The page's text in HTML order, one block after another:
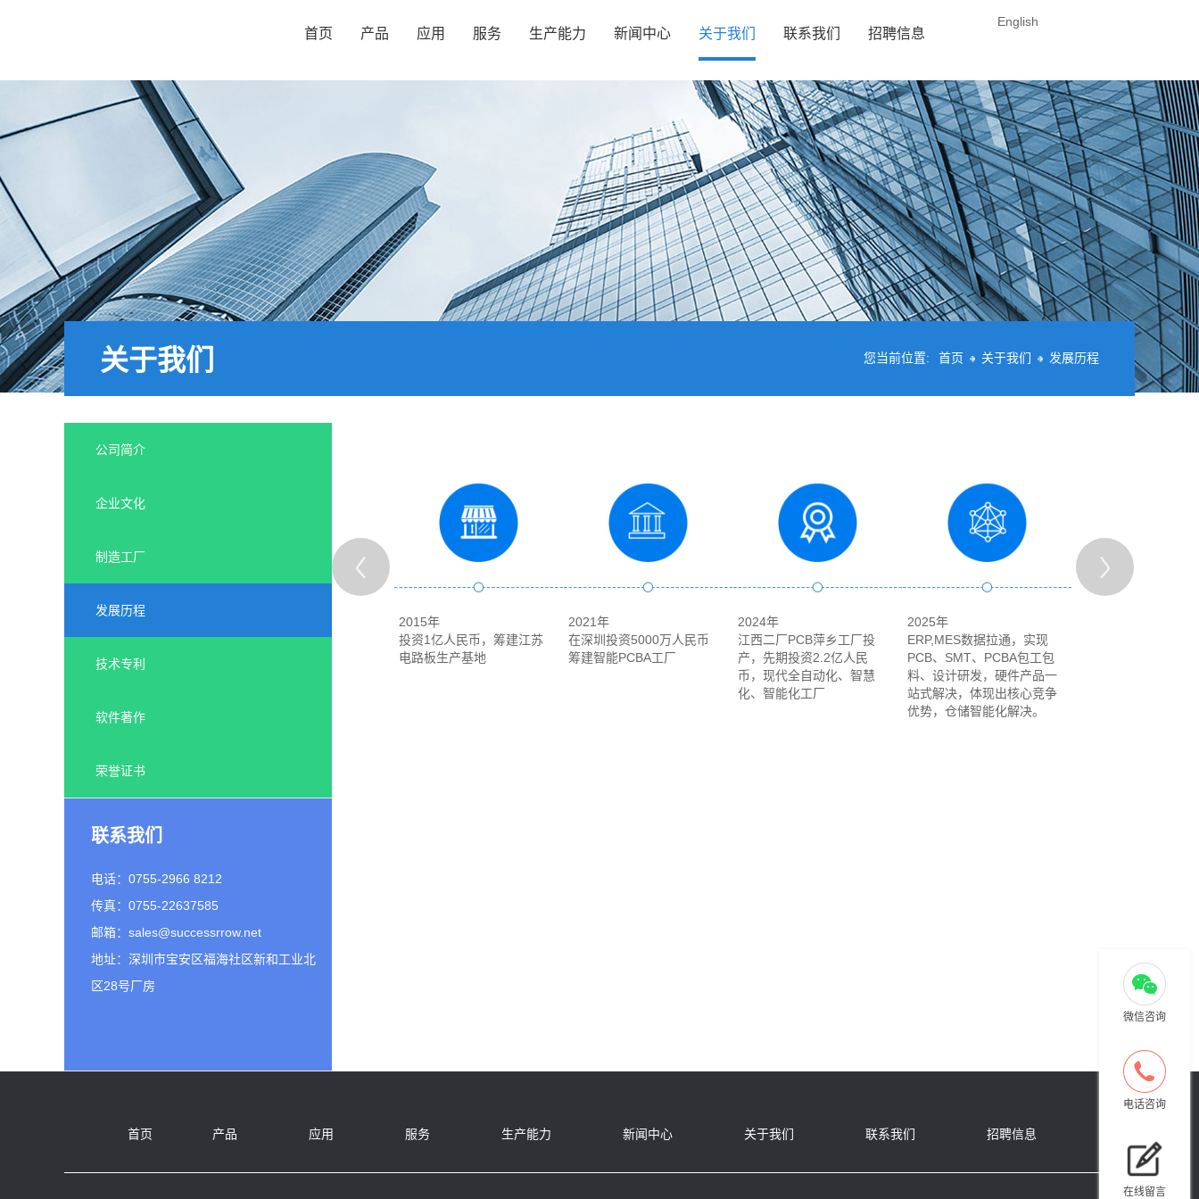
首页 产品 应用 服务 生产能力 新闻中心 关于我们 联系我们 招聘信息
English
您当前位置: 首页 关于我们 发展历程
关于我们
公司简介
企业文化
制造工厂
发展历程
技术专利
软件著作
荣誉证书
联系我们
电话：0755-2966 8212
传真：0755-22637585
邮箱：sales@successrrow.net
地址：深圳市宝安区福海社区新和工业北
区28号厂房
投资5000万人民币，筹建
江西PCB生产基地
投资1亿人民币，筹建江苏
2015年
投资1亿人民币，筹建江苏
电路板生产基地
2021年
在深圳投资5000万人民币
筹建智能PCBA工厂
2024年
江西二厂PCB萍乡工厂投
产，先期投资2.2亿人民
币，现代全自动化、智慧
化、智能化工厂
2025年
ERP,MES数据拉通，实现
PCB、SMT、PCBA包工包
料、设计研发，硬件产品一
站式解决，体现出核心竞争
优势，仓储智能化解决。
首页 产品 应用 服务 生产能力 新闻中心 关于我们 联系我们 招聘信息
微信咨询
电话咨询
在线留言